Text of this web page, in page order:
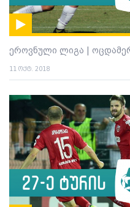
ეროვნული ლიგა |
11 ოქტ. 2018